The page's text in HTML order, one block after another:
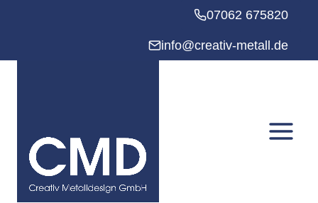
07062 675820
info@creativ-metall.de